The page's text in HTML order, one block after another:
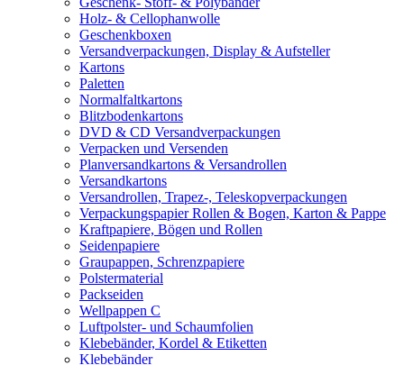
Holz- & Cellophanwolle
Geschenkboxen
Versandverpackungen, Display & Aufsteller
Kartons
Paletten
Normalfaltkartons
Blitzbodenkartons
DVD & CD Versandverpackungen
Verpacken und Versenden
Planversandkartons & Versandrollen
Versandkartons
Versandrollen, Trapez-, Teleskopverpackungen
Verpackungspapier Rollen & Bogen, Karton & Pappe
Kraftpapiere, Bögen und Rollen
Seidenpapiere
Graupappen, Schrenzpapiere
Polstermaterial
Packseiden
Wellpappen C
Luftpolster- und Schaumfolien
Klebebänder, Kordel & Etiketten
Klebebänder